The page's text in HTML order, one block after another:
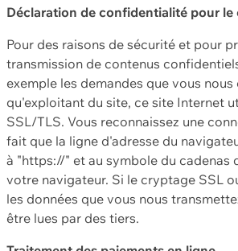
Déclaration de confidentialité pour le
Pour des raisons de sécurité et pour
transmission de contenus
exemple les demandes que vous
qu'exploitant du site, ce site Internet
SSL/TLS. Vous reconnaissez une
fait que la ligne d'adresse du
à "https://" et au symbole du cadenas
votre navigateur. Si le cryptage SSL
les données que vous nous
être lues par des tiers.